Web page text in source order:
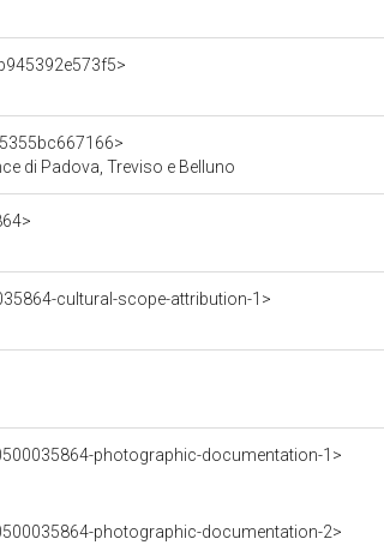
di Padova, Treviso e Belluno
cultural-scope-attribution-1>
photographic-documentation-1>
photographic-documentation-2>